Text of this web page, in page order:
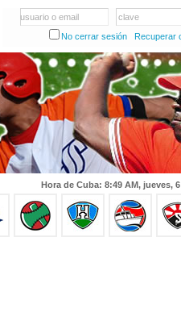
usuario o email
clave
No cerrar sesión
Recuperar
Hora de Cuba: 8:49 AM, jueves,